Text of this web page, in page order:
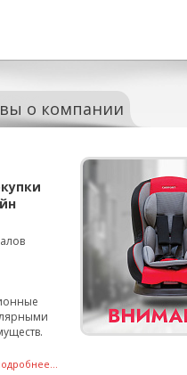
о компании